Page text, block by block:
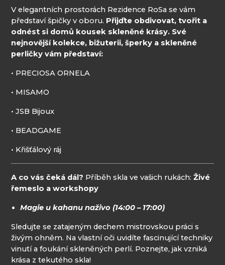
V elegantních prostorách Rezidence RoSa se vám
představí špičky v oboru. Přijďte obdivovat, tvořit a
odnést si domů kousek skleněné krásy. Své
nejnovější kolekce, bižuterii, šperky a skleněné
perličky vám představí:
• PRECIOSA ORNELA
• MISAMO
• JSB Bijoux
• BEADGAME
• Křišťálový ráj
A co vás čeká dál? Příběh skla ve vašich rukách: Živé
řemeslo a workshopy
Magie u kahanu naživo (14:00 – 17:00)
Sledujte se zatajeným dechem mistrovskou práci s
živým ohněm. Na vlastní oči uvidíte fascinující techniky
vinutí a foukání skleněných perlí. Poznejte, jak vzniká
krása z tekutého skla!